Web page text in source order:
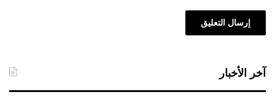
آخر الأخبار